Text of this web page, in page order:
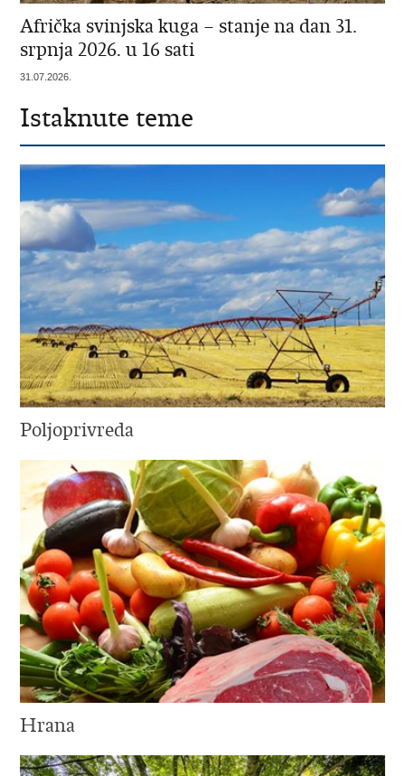
Afrička svinjska kuga – stanje na dan 31.
srpnja 2026. u 16 sati
31.07.2026.
Istaknute teme
Poljoprivreda
Hrana